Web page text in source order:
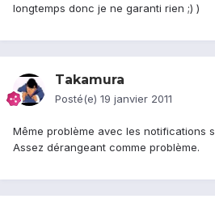
longtemps donc je ne garanti rien ;) )
Takamura
Posté(e) 19 janvier 2011
Même problème avec les notifications
Assez dérangeant comme problème.